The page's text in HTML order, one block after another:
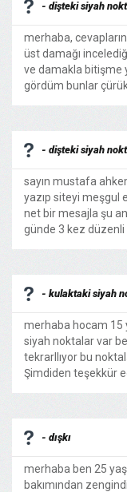
- dişteki siyah
merhaba,
üst damağı
ve damakla bitişme
gördüm bunlar çürük
- dişteki siyah
sayın mustafa
yazıp siteyi meşgul
net bir mesajla şu
günde 3 kez düzenli ...
- kulaktaki siyah
merhaba hocam 15
siyah noktalar var
tekrarllıyor bu
Şimdiden teşekkür
- dışkı
merhaba ben 25
bakımından